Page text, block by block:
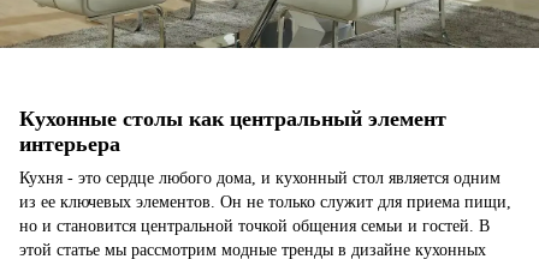
Кухонные столы как центральный элемент
интерьера
Кухня - это сердце любого дома, и кухонный стол является одним
из ее ключевых элементов. Он не только служит для приема пищи,
но и становится центральной точкой общения семьи и гостей. В
этой статье мы рассмотрим модные тренды в дизайне кухонных